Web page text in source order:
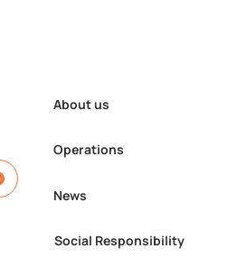
About us
Operations
News
Social Responsibility